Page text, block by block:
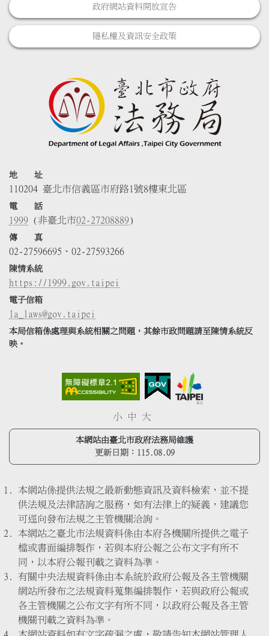
政府網站資料開放宣告
隱私權及資訊安全政策
地 址
110204 臺北市信義區市府路1號8樓東北區
電 話
1999 (非臺北市02-27208889)
傳 真
02-27596695、02-27593266
陳情系統
https://1999.gov.taipei
電子信箱
la_laws@gov.taipei
本局信箱係處理與系統相關之問題，其餘市政問題請至陳情系統反
映。
小 中 大
本網站由臺北市政府法務局維護
更新日期： 115.08.09
本網站係提供法規之最新動態資訊及資料檢索，並不提
供法規及法律諮詢之服務，如有法律上的疑義，建議您
可逕向發布法規之主管機關洽詢。
本網站之臺北市法規資料係由本府各機關所提供之電子
檔或書面編排製作，若與本府公報之公布文字有所不
同，以本府公報刊載之資料為準。
有關中央法規資料係由本系統於政府公報及各主管機關
網站所發布之法規資料蒐集編排製作，若與政府公報或
各主管機關之公布文字有所不同，以政府公報及各主管
機關刊載之資料為準。
本網站資料如有文字疏漏之處，敬請告知本網站管理人